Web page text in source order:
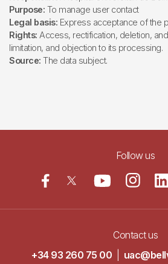
Purpose: To manage user contact
Legal basis: Express acceptance of the
Rights: Access, rectification, deletion,
limitation, and objection to its processing.
Source: The data subject.
Follow us
Contact us
+34 93 260 75 00